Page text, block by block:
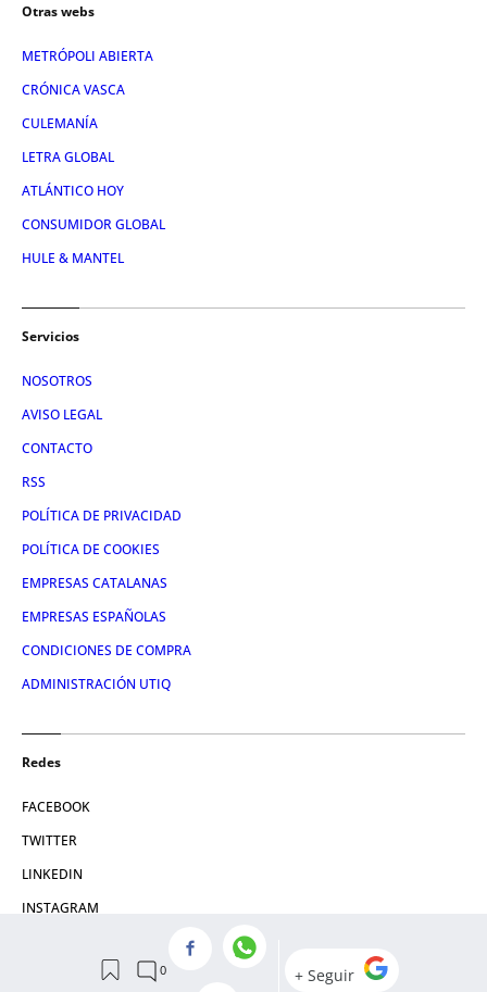
Otras webs
METRÓPOLI ABIERTA
CRÓNICA VASCA
CULEMANÍA
LETRA GLOBAL
ATLÁNTICO HOY
CONSUMIDOR GLOBAL
HULE & MANTEL
Servicios
NOSOTROS
AVISO LEGAL
CONTACTO
RSS
POLÍTICA DE PRIVACIDAD
POLÍTICA DE COOKIES
EMPRESAS CATALANAS
EMPRESAS ESPAÑOLAS
CONDICIONES DE COMPRA
ADMINISTRACIÓN UTIQ
Redes
FACEBOOK
TWITTER
LINKEDIN
INSTAGRAM